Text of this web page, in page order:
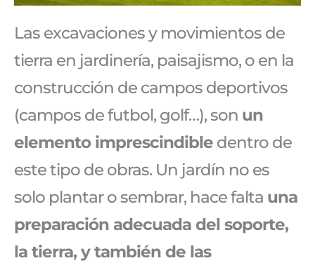
Las excavaciones y movimientos de
tierra en jardinería, paisajismo, o en la
construcción de campos deportivos
(campos de futbol, golf…), son un
elemento imprescindible dentro de
este tipo de obras. Un jardín no es
solo plantar o sembrar, hace falta una
preparación adecuada del soporte,
la tierra, y también de las